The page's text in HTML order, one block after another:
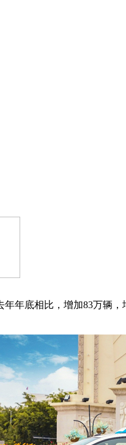
年底相比，增加83万辆